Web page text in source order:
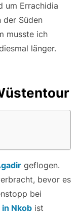
um Errachidia
der Süden
musste ich
länger.
geflogen.
bevor es
bei
in Nkobist